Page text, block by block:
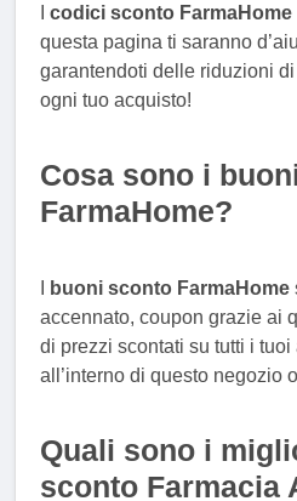
codici sconto FarmaHome
questa pagina ti saranno
garantendoti delle riduzioni
ogni tuo acquisto!
Cosa sono i
FarmaHome?
buoni sconto FarmaHome
accennato, coupon grazie ai
di prezzi scontati su tutti i
all’interno di questo negozio
Quali sono i
sconto Farmacia